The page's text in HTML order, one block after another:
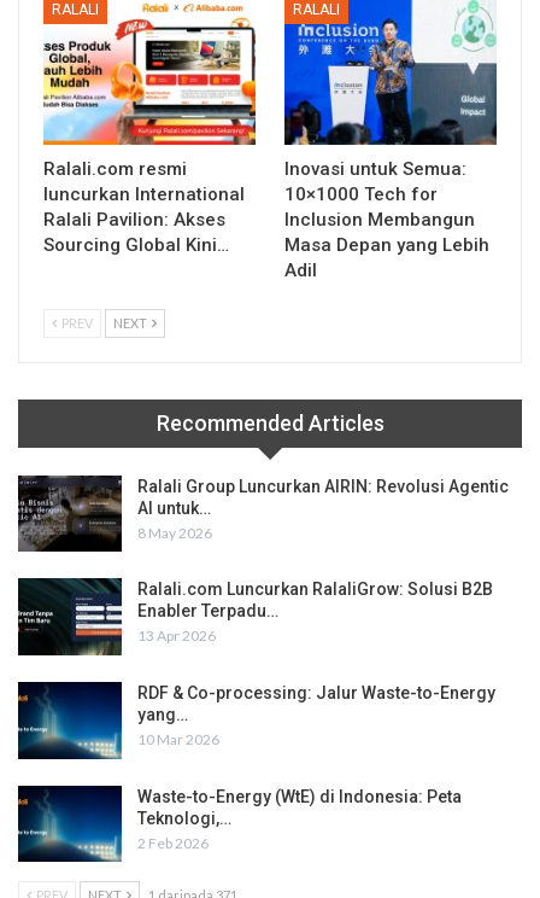
RALALI
Ralali.com resmi
luncurkan International
Ralali Pavilion: Akses
Sourcing Global Kini…
RALALI
Inovasi untuk Semua:
10×1000 Tech for
Inclusion Membangun
Masa Depan yang Lebih
Adil
PREV NEXT
Recommended Articles
Ralali Group Luncurkan AIRIN: Revolusi Agentic
AI untuk…
8 May 2026
Ralali.com Luncurkan RalaliGrow: Solusi B2B
Enabler Terpadu…
13 Apr 2026
RDF & Co-processing: Jalur Waste-to-Energy
yang…
10 Mar 2026
Waste-to-Energy (WtE) di Indonesia: Peta
Teknologi,…
2 Feb 2026